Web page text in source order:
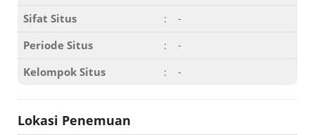
Sifat Situs :
-
Periode Situs
:
-
Kelompok Situs
: -
Lokasi Penemuan